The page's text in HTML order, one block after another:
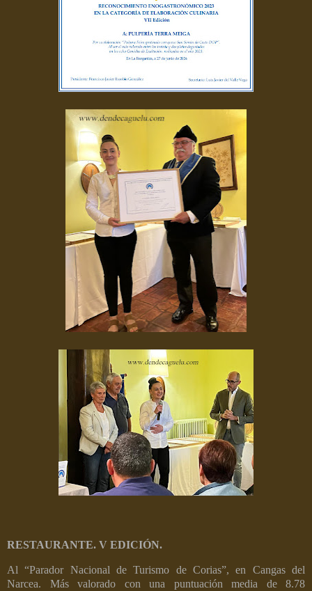
RESTAURANTE. V EDICIÓN.
Al “Parador Nacional de Turismo de Corias”, en Cangas del
Narcea. Más valorado con una puntuación media de 8.78